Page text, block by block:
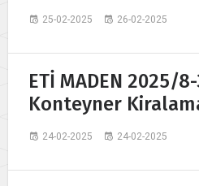
25-02-2025 26-02-2025
ETİ MADEN 2025/
Konteyner
24-02-2025 24-02-2025